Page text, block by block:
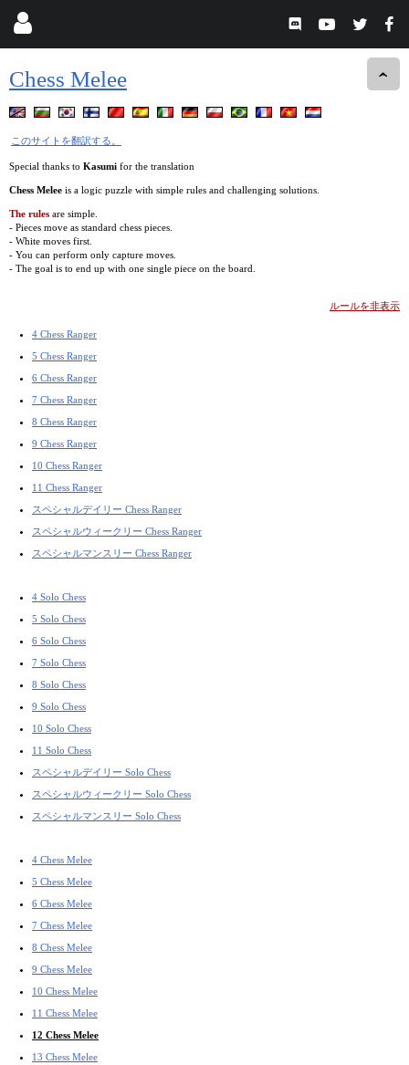
Chess Melee
このサイトを翻訳する。
Special thanks to Kasumi for the translation
Chess Melee is a logic puzzle with simple rules and challenging solutions.
The rules are simple.
- Pieces move as standard chess pieces.
- White moves first.
- You can perform only capture moves.
- The goal is to end up with one single piece on the board.
ルールを非表示
4 Chess Ranger
5 Chess Ranger
6 Chess Ranger
7 Chess Ranger
8 Chess Ranger
9 Chess Ranger
10 Chess Ranger
11 Chess Ranger
スペシャルデイリー Chess Ranger
スペシャルウィークリー Chess Ranger
スペシャルマンスリー Chess Ranger
4 Solo Chess
5 Solo Chess
6 Solo Chess
7 Solo Chess
8 Solo Chess
9 Solo Chess
10 Solo Chess
11 Solo Chess
スペシャルデイリー Solo Chess
スペシャルウィークリー Solo Chess
スペシャルマンスリー Solo Chess
4 Chess Melee
5 Chess Melee
6 Chess Melee
7 Chess Melee
8 Chess Melee
9 Chess Melee
10 Chess Melee
11 Chess Melee
12 Chess Melee
13 Chess Melee